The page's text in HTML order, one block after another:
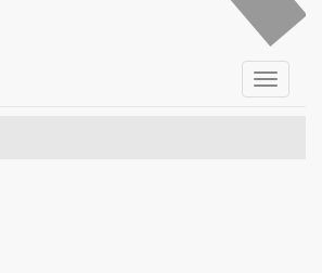
Toggle